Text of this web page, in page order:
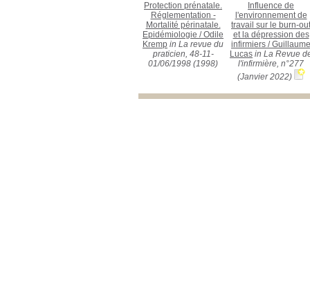
Protection prénatale.
Réglementation -
Mortalité périnatale.
Epidémiologie /Odile
Kremp in La revue du
praticien, 48-11-
01/06/1998 (1998)
Influence de
l'environnement de
travail sur le burn-out
et la dépression des
infirmiers /Guillaume
Lucas in La Revue
l'infirmière, n°277
(Janvier 2022)